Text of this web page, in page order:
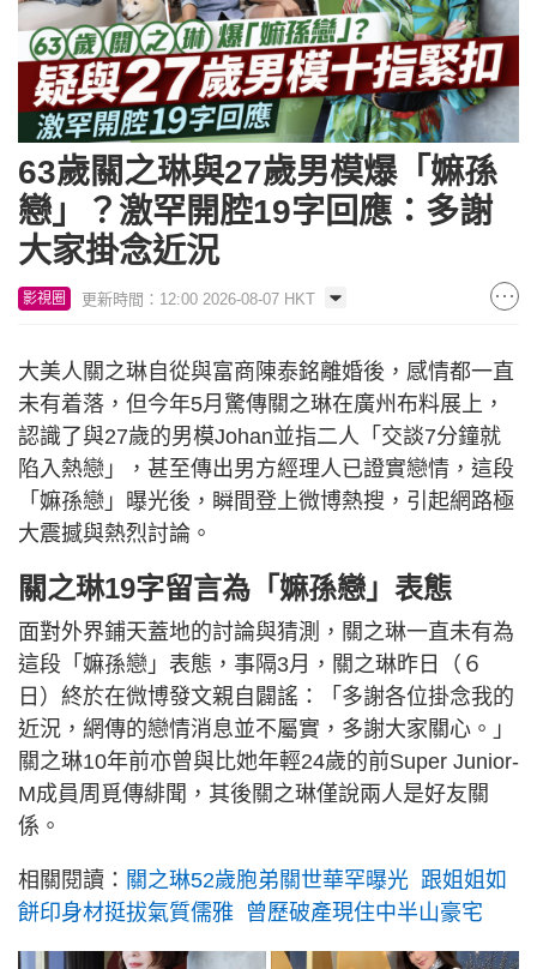
63歲關之琳與27歲男模爆「嫲孫
戀」？激罕開腔19字回應：多謝
大家掛念近況
影視圈 更新時間：12:00 2026-08-07 HKT
大美人關之琳自從與富商陳泰銘離婚後，感情都一直
未有着落，但今年5月驚傳關之琳在廣州布料展上，
認識了與27歲的男模Johan並指二人「交談7分鐘就
陷入熱戀」，甚至傳出男方經理人已證實戀情，這段
「嫲孫戀」曝光後，瞬間登上微博熱搜，引起網路極
大震撼與熱烈討論。
關之琳19字留言為「嫲孫戀」表態
面對外界鋪天蓋地的討論與猜測，關之琳一直未有為
這段「嫲孫戀」表態，事隔3月，關之琳昨日（６
日）終於在微博發文親自闢謠：「多謝各位掛念我的
近況，網傳的戀情消息並不屬實，多謝大家關心。」
關之琳10年前亦曾與比她年輕24歲的前Super Junior-
M成員周覓傳緋聞，其後關之琳僅說兩人是好友關
係。
相關閱讀： 關之琳52歲胞弟關世華罕曝光 跟姐姐如
餅印身材挺拔氣質儒雅 曾歷破產現住中半山豪宅